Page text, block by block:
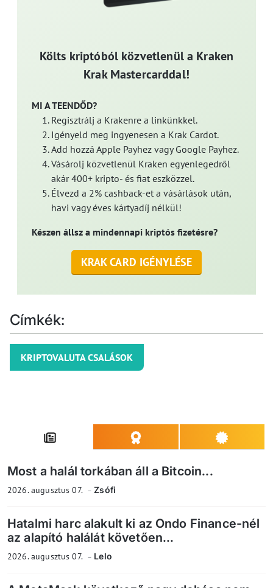
Költs kriptóból közvetlenül a Kraken
Krak Mastercarddal!
MI A TEENDŐD?
Regisztrálj a Krakenre a linkünkkel.
Igényeld meg ingyenesen a Krak Cardot.
Add hozzá Apple Payhez vagy Google Payhez.
Vásárolj közvetlenül Kraken egyenlegedről
akár 400+ kripto- és fiat eszközzel.
Élvezd a 2% cashback-et a vásárlások után,
havi vagy éves kártyadíj nélkül!
Készen állsz a mindennapi kriptós fizetésre?
KRAK CARD IGÉNYLÉSE
Címkék:
KRIPTOVALUTA CSALÁSOK
Most a halál torkában áll a Bitcoin...
2026. augusztus 07. Zsófi
Hatalmi harc alakult ki az Ondo Finance-nél
az alapító halálát követően...
2026. augusztus 07. Lelo